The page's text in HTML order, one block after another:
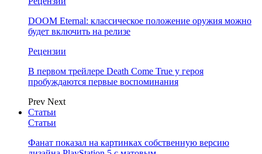
DOOM Eternal: классическое положение оружия можно
будет включить на релизе
Рецензии
В первом трейлере Death Come True у героя
пробуждаются первые воспоминания
Prev Next
Статьи
Статьи
Фанат показал на картинках собственную версию